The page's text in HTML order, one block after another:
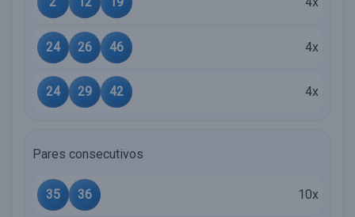
24 26 46 4x
24 29 42 4x
Pares consecutivos
35 36 10x